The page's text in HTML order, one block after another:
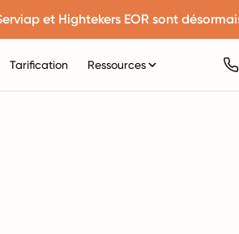
et Hightekers EOR sont
Tarification Ressources